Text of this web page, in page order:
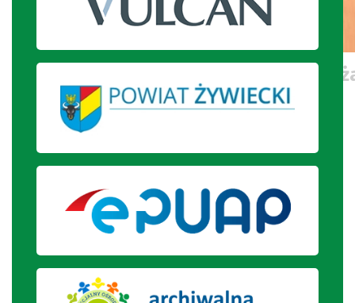
Urodziny w gronie kolegów i